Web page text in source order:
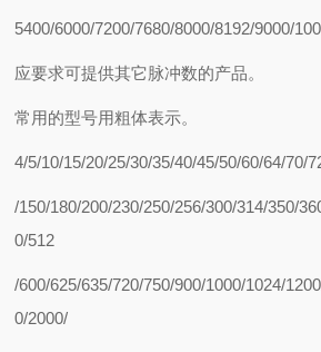
5400/6000/7200/7680/8000/8192/9000/
应要求可提供其它脉冲数的产品。
常用的型号用粗体表示。
4/5/10/15/20/25/30/35/40/45/50/60/64/70/
/150/180/200/230/250/256/300/314/350/
0/512
/600/625/635/720/750/900/1000/1024/
0/2000/